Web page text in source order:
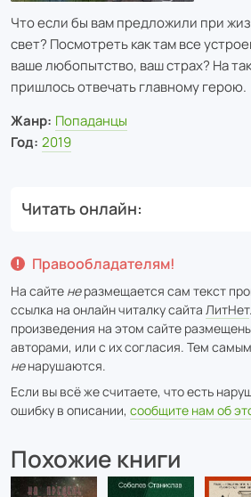
Что если бы вам предложили при
свет? Посмотреть как там все
ваше любопытство, ваш страх? На
пришлось отвечать главному герою.
Жанр: Попаданцы
Год: 2019
Читать онлайн
Правообладателям!
На сайте неразмещается сам текст
ссылка на онлайн читалку сайта ЛитНет
произведения на этом сайте
авторами, или с их согласия. Тем
ненарушаются.
Если вы всё же считаете, что есть
ошибку в описании, сообщите нам об
Похожие книги